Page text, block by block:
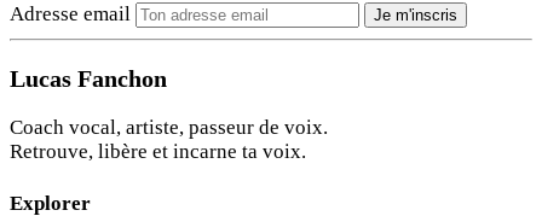
Adresse email
Je m'inscris
Lucas Fanchon
Coach vocal, artiste, passeur de voix.
Retrouve, libère et incarne ta voix.
Explorer